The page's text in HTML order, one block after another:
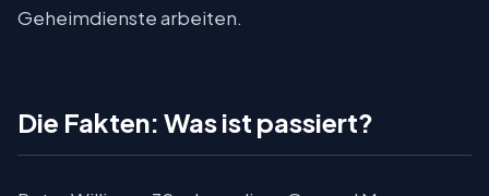
Geheimdienste arbeiten.
Die Fakten: Was ist passiert?